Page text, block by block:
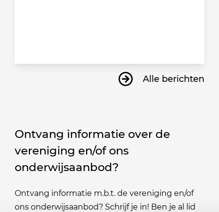
Alle berichten
Ontvang informatie over de
vereniging en/of ons
onderwijsaanbod?
Ontvang informatie m.b.t. de vereniging en/of
ons onderwijsaanbod? Schrijf je in! Ben je al lid